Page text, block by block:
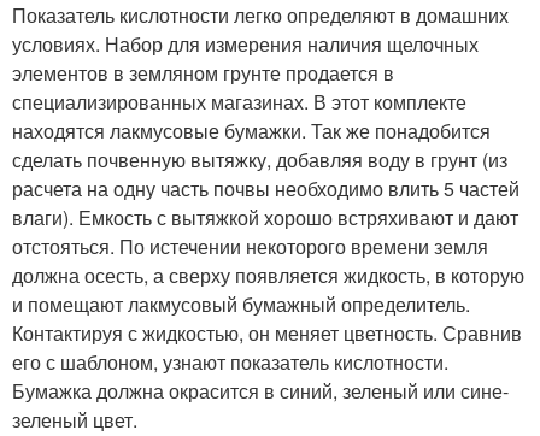
Показатель кислотности легко определяют в домашних
условиях. Набор для измерения наличия щелочных
элементов в земляном грунте продается в
специализированных магазинах. В этот комплекте
находятся лакмусовые бумажки. Так же понадобится
сделать почвенную вытяжку, добавляя воду в грунт (из
расчета на одну часть почвы необходимо влить 5 частей
влаги). Емкость с вытяжкой хорошо встряхивают и дают
отстояться. По истечении некоторого времени земля
должна осесть, а сверху появляется жидкость, в которую
и помещают лакмусовый бумажный определитель.
Контактируя с жидкостью, он меняет цветность. Сравнив
его с шаблоном, узнают показатель кислотности.
Бумажка должна окрасится в синий, зеленый или сине-
зеленый цвет.